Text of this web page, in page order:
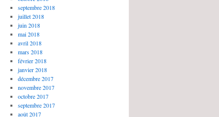
septembre 2018
juillet 2018
juin 2018
mai 2018
avril 2018
mars 2018
février 2018
janvier 2018
décembre 2017
novembre 2017
octobre 2017
septembre 2017
août 2017